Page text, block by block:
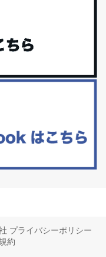
天ふるさと納税」の返
つのこと。
づけばアラフィフ、これ
は海藻！
プライバシーポリシー
約